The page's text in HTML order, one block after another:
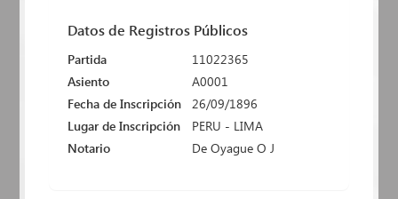
Datos de Registros Públicos
Partida
11022365
Asiento
A0001
Fecha de Inscripción
26/09/1896
Lugar de Inscripción
PERU - LIMA
Notario
De Oyague O J